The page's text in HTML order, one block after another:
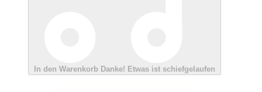
In den Warenkorb Danke! Etwas ist schiefgelaufen